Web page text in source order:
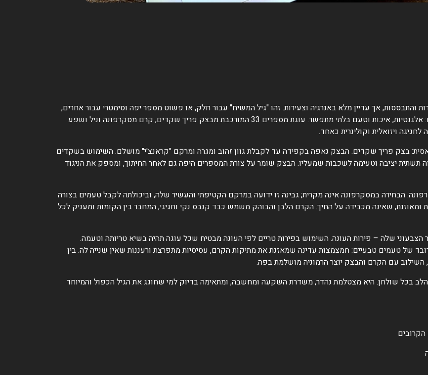
איזון, בגרות והתבססות, אך עדיין מלא באנרגיה וצעירות. זהו "גיל המשיח" עבור חלק, או פשוט מספר יפה וסימטרי עבור אחרים,
שמצדיק חגיגה עם קינוח שמשדר בדיוק את אותם ערכים: אלגנטיות, איכות וטעם בלתי מתפשר. עוגת מספרים 33 המורכבת מבצק פריך שקדים, קרם מסקרפונה וניל ושפע
ויזואלית וקולינרית כאחד.
בצק פריך שקדים. הבצק נאפה בקפידה עד לקבלת גוון זהוב ומגרה ומרקם "קראנצ'י" מושלם. השימוש בשקדים
תשתית יציבה וטעימה לשכבות שמעליו. הבצק שומר על צורת המספרים היפה גם לאחר החיתוך, ומספק את הניגוד
הבחירה במסקרפונה אינה מקרית; גבינה זו ידועה במרקם הקטיפתי והעשיר שלה, וביכולתה לקבל טעמים בצורה
ומאוזנת, שאינה מכבידה על החיך. הקרם הלבן והבוהק משמש כבד קנבס נקי וחגיגי, המחבר בין הקומות ומעניק לכל
שלה – פירות העונה. השימוש בפירות טריים לפי העונה מבטיח שכל עוגה תהיה בשיא טריותה וטעמה.
של טעמים טבעיים: חמצמצות עדינה שמאזנת את מתיקות הקרם, עסיסיות מתפרצת ורעננות שאין שנייה לה. בין
השילוב עם הקרם והבצק יוצר הרמוניה מושלמת בפה.
למרכז תשומת הלב בכל שולחן. היא מצטלמת נהדר, משדרת השקעה ומחשבה, ומתאימה בדיוק למי שחוגג את הגיל הכפול והמיוחד